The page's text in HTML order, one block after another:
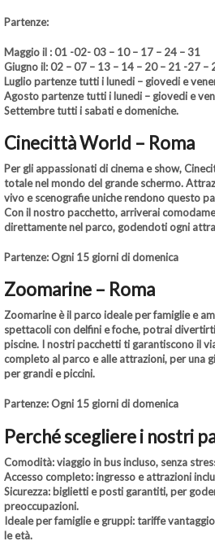
Partenze:
Maggio il : 01 -02- 03 – 10 – 17 – 24 – 31
Giugno il: 02 – 07 – 13 – 14 – 20 – 21 -27 –
Luglio partenze tutti i lunedi – giovedi e
Agosto partenze tutti i lunedi – giovedi e
Settembre tutti i sabati e domeniche.
Cinecittà World – Roma
Per gli appassionati di cinema e show,
totale nel mondo del grande schermo.
vivo e scenografie uniche rendono questo
Con il nostro pacchetto, arriverai
direttamente nel parco, godendoti ogni
Partenze: Ogni 15 giorni di domenica
Zoomarine – Roma
Zoomarine è il parco ideale per famiglie e
spettacoli con delfini e foche, potrai
piscine. I nostri pacchetti ti garantiscono il
completo al parco e alle attrazioni, per una
per grandi e piccini.
Partenze: Ogni 15 giorni di domenica
Perché scegliere i nostri
Comodità:viaggio in bus incluso, senza
Accesso completo:ingresso e attrazioni
Sicurezza: biglietti e posti garantiti, per
preoccupazioni.
Ideale per famiglie e gruppi:tariffe
le età.